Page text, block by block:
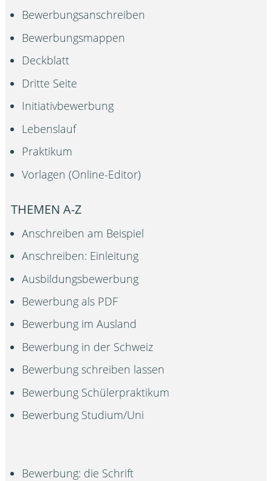
Bewerbungsanschreiben
Bewerbungsmappen
Deckblatt
Dritte Seite
Initiativbewerbung
Lebenslauf
Praktikum
Vorlagen (Online-Editor)
THEMEN A-Z
Anschreiben am Beispiel
Anschreiben: Einleitung
Ausbildungsbewerbung
Bewerbung als PDF
Bewerbung im Ausland
Bewerbung in der Schweiz
Bewerbung schreiben lassen
Bewerbung Schülerpraktikum
Bewerbung Studium/Uni
Bewerbung: die Schrift